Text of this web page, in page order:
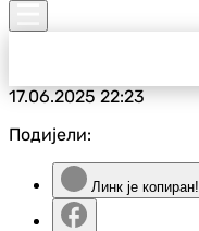
17.06.202522:23
Подијели:
Линк је копиран!